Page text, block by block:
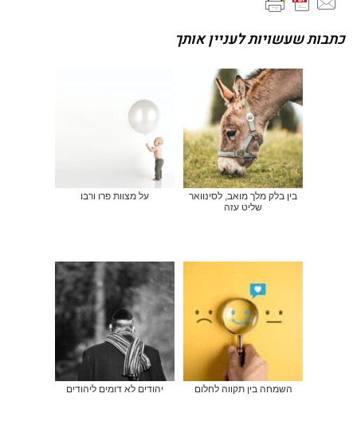
כתבות שעשויות לעניין אותך
בין בלק מלך מואב, לסינוואר
שליט עזה
על מצוות פרו ורבו
השמחה בין תקווה לחלום יהודים לא דומים ליהודים